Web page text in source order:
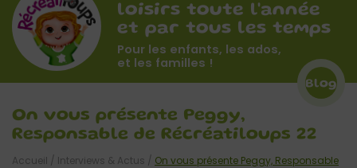
loisirs toute l'année
et par tous les temps
Pour les enfants, les ados,
et les familles !
Blog
On vous présente Peggy,
Responsable de Récréatiloups 22
Accueil / Interviews & Actus / On vous présente Peggy, Responsable